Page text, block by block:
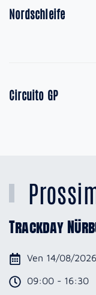
Nordschleife
Circuito GP
Trackday
Ven 14/08/2026
09:00 - 16:30